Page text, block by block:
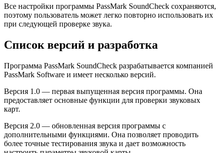
Все настройки программы PassMark SoundCheck сохраняются,
поэтому пользователь может легко повторно использовать их
при следующей проверке звука.
Список версий и разработка
Программа PassMark SoundCheck разрабатывается компанией
PassMark Software и имеет несколько версий.
Версия 1.0 — первая выпущенная версия программы. Она
предоставляет основные функции для проверки звуковых
карт.
Версия 2.0 — обновленная версия программы с
дополнительными функциями. Она позволяет проводить
более точные тестирования звука и дает возможность